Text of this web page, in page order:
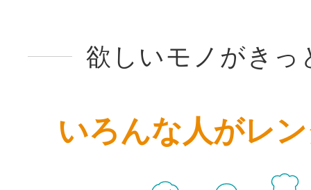
欲しいモノがきっ
いろんな人がレ